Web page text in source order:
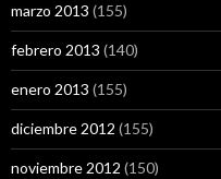
marzo 2013 (155)
febrero 2013 (140)
enero 2013 (155)
diciembre 2012 (155)
noviembre 2012 (150)